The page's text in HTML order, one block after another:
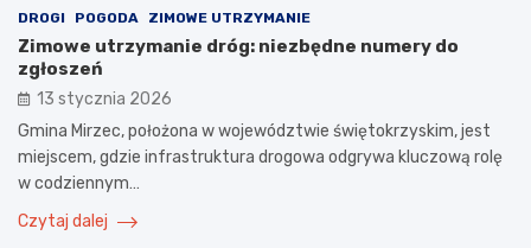
DROGI POGODA ZIMOWE UTRZYMANIE
Zimowe utrzymanie dróg: niezbędne numery do
zgłoszeń
13 stycznia 2026
Gmina Mirzec, położona w województwie świętokrzyskim, jest
miejscem, gdzie infrastruktura drogowa odgrywa kluczową rolę
w codziennym…
Czytaj dalej